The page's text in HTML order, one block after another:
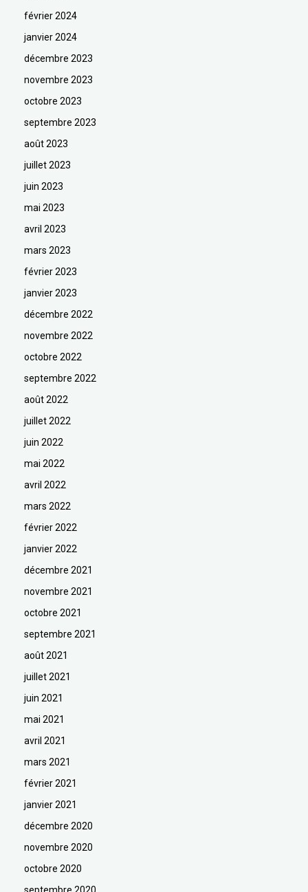
février 2024
janvier 2024
décembre 2023
novembre 2023
octobre 2023
septembre 2023
août 2023
juillet 2023
juin 2023
mai 2023
avril 2023
mars 2023
février 2023
janvier 2023
décembre 2022
novembre 2022
octobre 2022
septembre 2022
août 2022
juillet 2022
juin 2022
mai 2022
avril 2022
mars 2022
février 2022
janvier 2022
décembre 2021
novembre 2021
octobre 2021
septembre 2021
août 2021
juillet 2021
juin 2021
mai 2021
avril 2021
mars 2021
février 2021
janvier 2021
décembre 2020
novembre 2020
octobre 2020